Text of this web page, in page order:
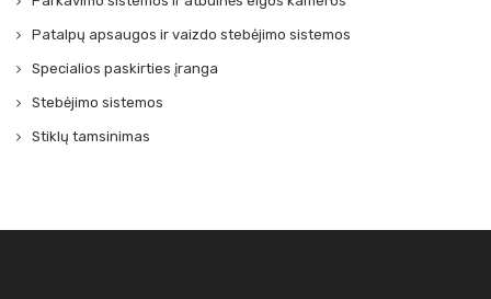
Patalpų apsaugos ir vaizdo stebėjimo sistemos
Specialios paskirties įranga
Stebėjimo sistemos
Stiklų tamsinimas